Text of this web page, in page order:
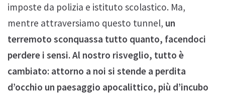
imposte da polizia e istituto scolastico. Ma,
mentre attraversiamo questo tunnel, un
terremoto sconquassa tutto quanto, facendoci
perdere i sensi. Al nostro risveglio, tutto è
cambiato: attorno a noi si stende a perdita
d’occhio un paesaggio apocalittico, più d’incubo